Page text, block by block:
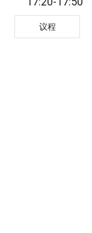
议程